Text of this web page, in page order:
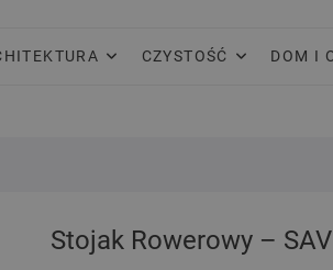
CZYSTOŚĆ DOM I
Stojak Rowerowy –